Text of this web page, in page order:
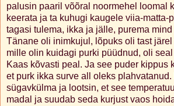
palusin paaril võõral noormehel loomal
keerata ja ta kuhugi kaugele viia-matta-
tagasi tulema, ikka ja jälle, purema mind
Tänane oli inimkujul, lõpuks oli tast
mille olin kuidagi purki püüdnud, oli
Kaas kõvasti peal. Ja see puder kippus
et purk ikka surve all oleks
sügavkülma ja lootsin, et see
madal ja suudab seda kurjust vaos